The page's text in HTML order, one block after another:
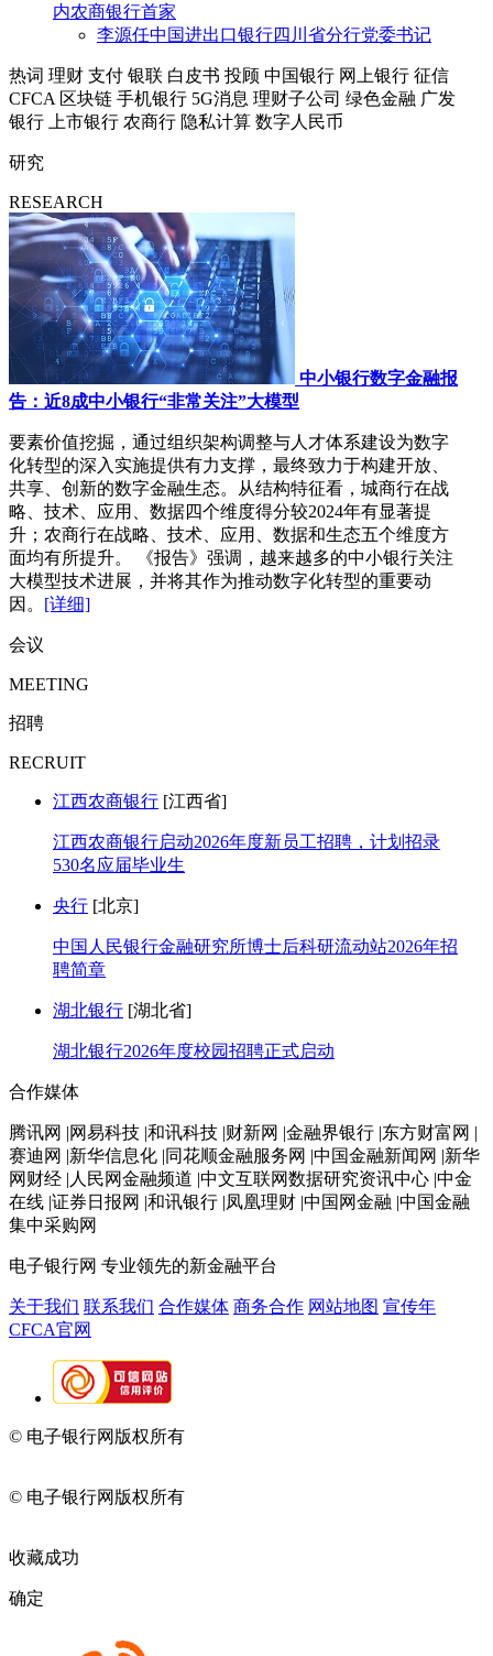
内农商银行首家
李源任中国进出口银行四川省分行党委书记
热词 理财 支付 银联 白皮书 投顾 中国银行 网上银行 征信
CFCA 区块链 手机银行 5G消息 理财子公司 绿色金融 广发
银行
上市银行 农商行 隐私计算 数字人民币
研究
RESEARCH
中小银行数字金融报
告：近8成中小银行“非常关注”大模型
要素价值挖掘，通过组织架构调整与人才体系建设为数字
化转型的深入实施提供有力支撑，最终致力于构建开放、
共享、创新的数字金融生态。从结构特征看，城商行在战
略、技术、应用、数据四个维度得分较2024年有显著提
升；农商行在战略、技术、应用、数据和生态五个维度方
面均有所提升。 《报告》强调，越来越多的中小银行关注
大模型技术进展，并将其作为推动数字化转型的重要动
因。 [详细]
会议
MEETING
招聘
RECRUIT
江西农商银行 [江西省]
江西农商银行启动2026年度新员工招聘，计划招录
530名应届毕业生
央行 [北京]
中国人民银行金融研究所博士后科研流动站2026年招
聘简章
湖北银行 [湖北省]
湖北银行2026年度校园招聘正式启动
合作媒体
腾讯网 |网易科技 |和讯科技 |财新网 |金融界银行 |东方财富网 |
赛迪网 |新华信息化 |同花顺金融服务网 |中国金融新闻网 |新华
网财经 |人民网金融频道 |中文互联网数据研究资讯中心 |中金
在线 |证券日报网 |和讯银行 |凤凰理财 |中国网金融 |中国金融
集中采购网
电子银行网 专业领先的新金融平台
关于我们 联系我们 合作媒体 商务合作 网站地图 宣传年
CFCA官网
© 电子银行网版权所有
© 电子银行网版权所有
收藏成功
确定